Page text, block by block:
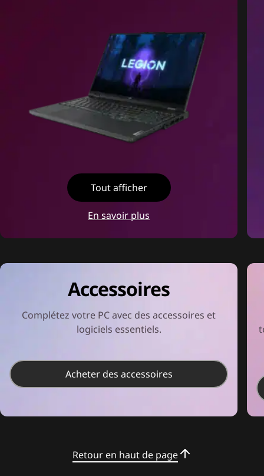
Tout afficher
En savoir plus
Accessoires
Complétez votre PC avec des accessoires et
logiciels essentiels.
Acheter des accessoires
Retour en haut de page